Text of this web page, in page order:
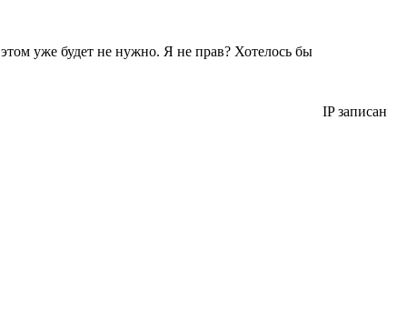
уже будет не нужно. Я не прав? Хотелось бы
IP записан